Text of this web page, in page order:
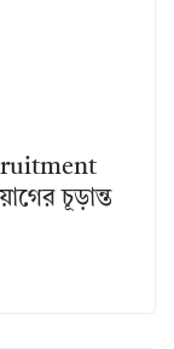
চূড়ান্ত